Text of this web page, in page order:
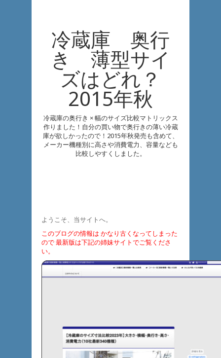
冷蔵庫 奥行
き 薄型サイ
ズはどれ？
2015年秋
冷蔵庫の奥行き × 幅のサイズ比較マトリックス
作りました！自分の買い物で奥行きの薄い冷蔵
庫が欲しかったので！2015年秋発売も含めて、
メーカー機種別に高さや消費電力、容量なども
比較しやすくしました。
ようこそ、当サイトへ。
このブログの情報は かなり古くなってしまった
ので 最新版は下記の姉妹サイトでご覧くださ
い。